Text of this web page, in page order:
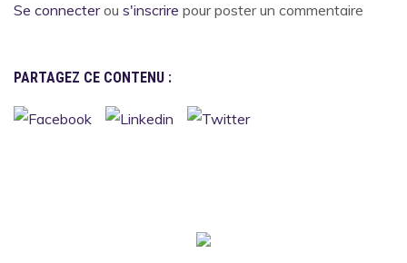
Se connecterou s'inscrire pour poster un commentaire
PARTAGEZ CE CONTENU :